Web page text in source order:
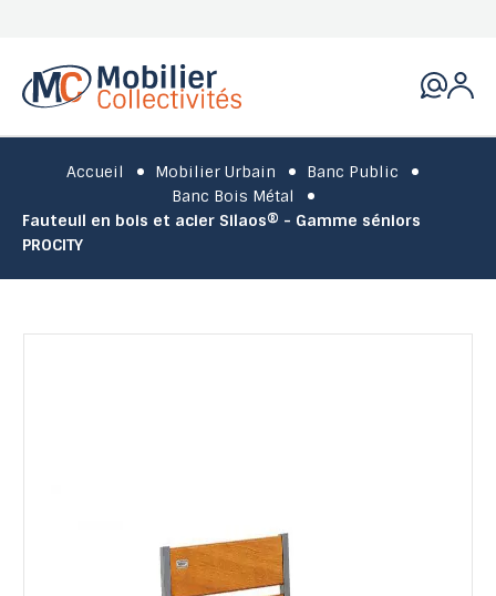
Accueil Mobilier Urbain
Banc Public
Banc Bois Métal
Fauteuil en bois et acier Silaos® - Gamme séniors
PROCITY